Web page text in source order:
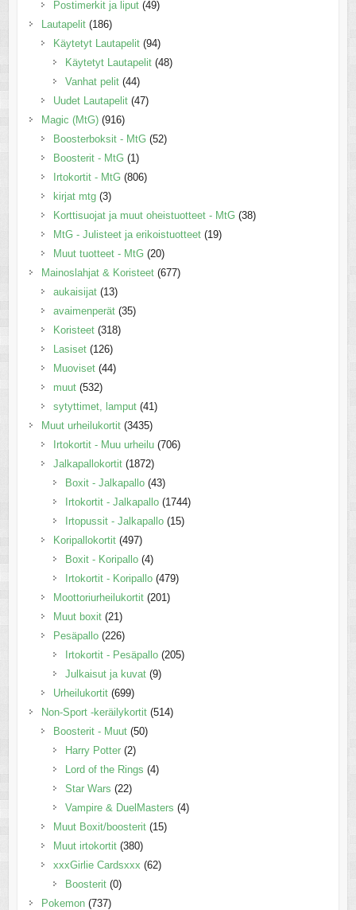
Postimerkit ja liput (49)
Lautapelit (186)
Käytetyt Lautapelit (94)
Käytetyt Lautapelit (48)
Vanhat pelit (44)
Uudet Lautapelit (47)
Magic (MtG) (916)
Boosterboksit - MtG (52)
Boosterit - MtG (1)
Irtokortit - MtG (806)
kirjat mtg (3)
Korttisuojat ja muut oheistuotteet - MtG (38)
MtG - Julisteet ja erikoistuotteet (19)
Muut tuotteet - MtG (20)
Mainoslahjat & Koristeet (677)
aukaisijat (13)
avaimenperät (35)
Koristeet (318)
Lasiset (126)
Muoviset (44)
muut (532)
sytyttimet, lamput (41)
Muut urheilukortit (3435)
Irtokortit - Muu urheilu (706)
Jalkapallokortit (1872)
Boxit - Jalkapallo (43)
Irtokortit - Jalkapallo (1744)
Irtopussit - Jalkapallo (15)
Koripallokortit (497)
Boxit - Koripallo (4)
Irtokortit - Koripallo (479)
Moottoriurheilukortit (201)
Muut boxit (21)
Pesäpallo (226)
Irtokortit - Pesäpallo (205)
Julkaisut ja kuvat (9)
Urheilukortit (699)
Non-Sport -keräilykortit (514)
Boosterit - Muut (50)
Harry Potter (2)
Lord of the Rings (4)
Star Wars (22)
Vampire & DuelMasters (4)
Muut Boxit/boosterit (15)
Muut irtokortit (380)
xxxGirlie Cardsxxx (62)
Boosterit (0)
Pokemon (737)